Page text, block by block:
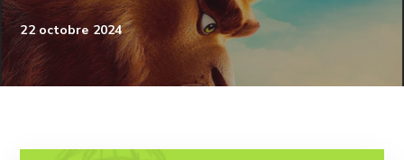
22 octobre 2024